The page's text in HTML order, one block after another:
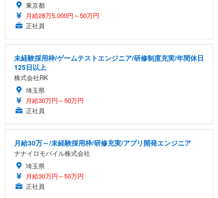
東京都
月給28万5,000円～50万円
正社員
未経験採用枠/ゲームテストエンジニア/研修制度充実/年間休日
125日以上
株式会社RK
埼玉県
月給30万円～50万円
正社員
月給30万～/未経験採用枠/研修充実/アプリ開発エンジニア
ナナイロモバイル株式会社
埼玉県
月給30万円～50万円
正社員